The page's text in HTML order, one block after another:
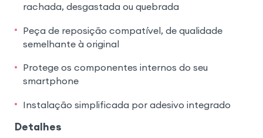
rachada, desgastada ou quebrada
Peça de reposição compatível, de qualidade
semelhante à original
Protege os componentes internos do seu
smartphone
Instalação simplificada por adesivo integrado
Detalhes